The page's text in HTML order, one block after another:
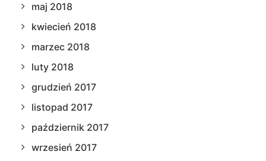
maj 2018
kwiecień 2018
marzec 2018
luty 2018
grudzień 2017
listopad 2017
październik 2017
wrzesień 2017